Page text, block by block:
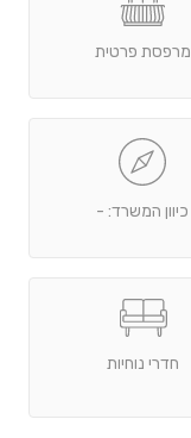
מרפסת פרטית
כיוון המשרד: -
חדרי נוחיות